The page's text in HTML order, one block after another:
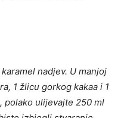
nadjev. U manjoj
1 žlicu gorkog kakaa i 1
polako ulijevajte 250 ml